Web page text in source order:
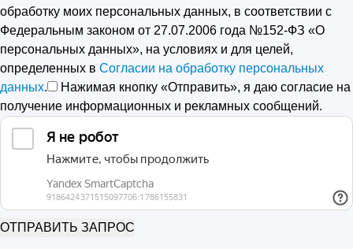
обработку моих персональных данных, в соответствии с
Федеральным законом от 27.07.2006 года №152-ФЗ «О
персональных данных», на условиях и для целей,
определенных в Согласии на обработку персональных
данных.
Нажимая кнопку «Отправить», я даю согласие на
получение информационных и рекламных сообщений.
ОТПРАВИТЬ ЗАПРОС